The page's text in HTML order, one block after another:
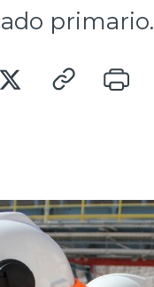
primario.